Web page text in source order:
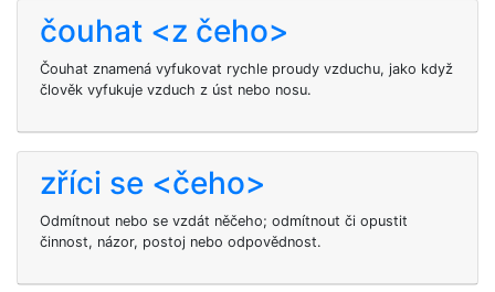
čouhat <z čeho>
Čouhat znamená vyfukovat rychle proudy vzduchu, jako když
člověk vyfukuje vzduch z úst nebo nosu.
zříci se <čeho>
Odmítnout nebo se vzdát něčeho; odmítnout či opustit
činnost, názor, postoj nebo odpovědnost.